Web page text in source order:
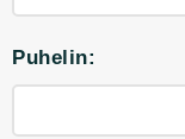
Puhelin: